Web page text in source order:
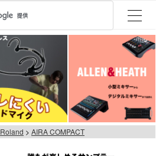
Roland AIRA COMPACT